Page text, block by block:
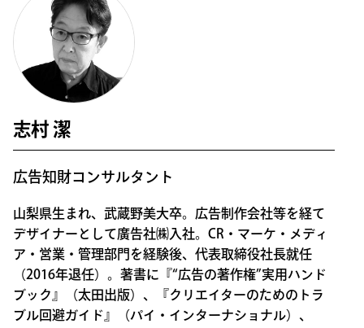
志村 潔
広告知財コンサルタント
山梨県生まれ、武蔵野美大卒。広告制作会社等を経て
デザイナーとして廣告社㈱入社。CR・マーケ・メディ
ア・営業・管理部門を経験後、代表取締役社長就任
（2016年退任）。著書に『“広告の著作権”実用ハンド
ブック』（太田出版）、『クリエイターのためのトラ
ブル回避ガイド』（パイ・インターナショナル）、